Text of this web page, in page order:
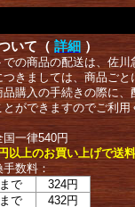
いて（ 詳細 ）
での商品の配送は、佐
つきましては、商品ご
品購入の手続きの際に
とができますのでご利用
一律540円
以上のお買い上げで送料
数料：
で
324円
で
432円